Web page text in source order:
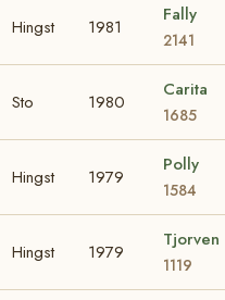
Hingst 1981
Fally
2141
Sto 1980
Carita
1685
Hingst 1979
Polly
1584
Hingst 1979
Tjorven
1119